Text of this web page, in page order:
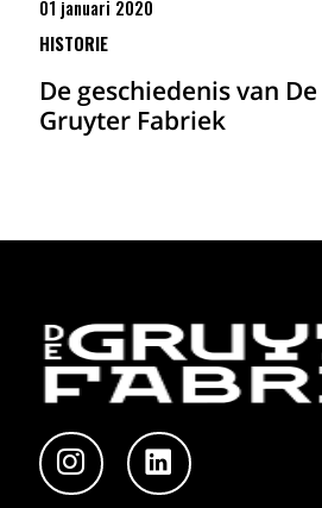
01 januari 2020
HISTORIE
De geschiedenis van De
Gruyter Fabriek